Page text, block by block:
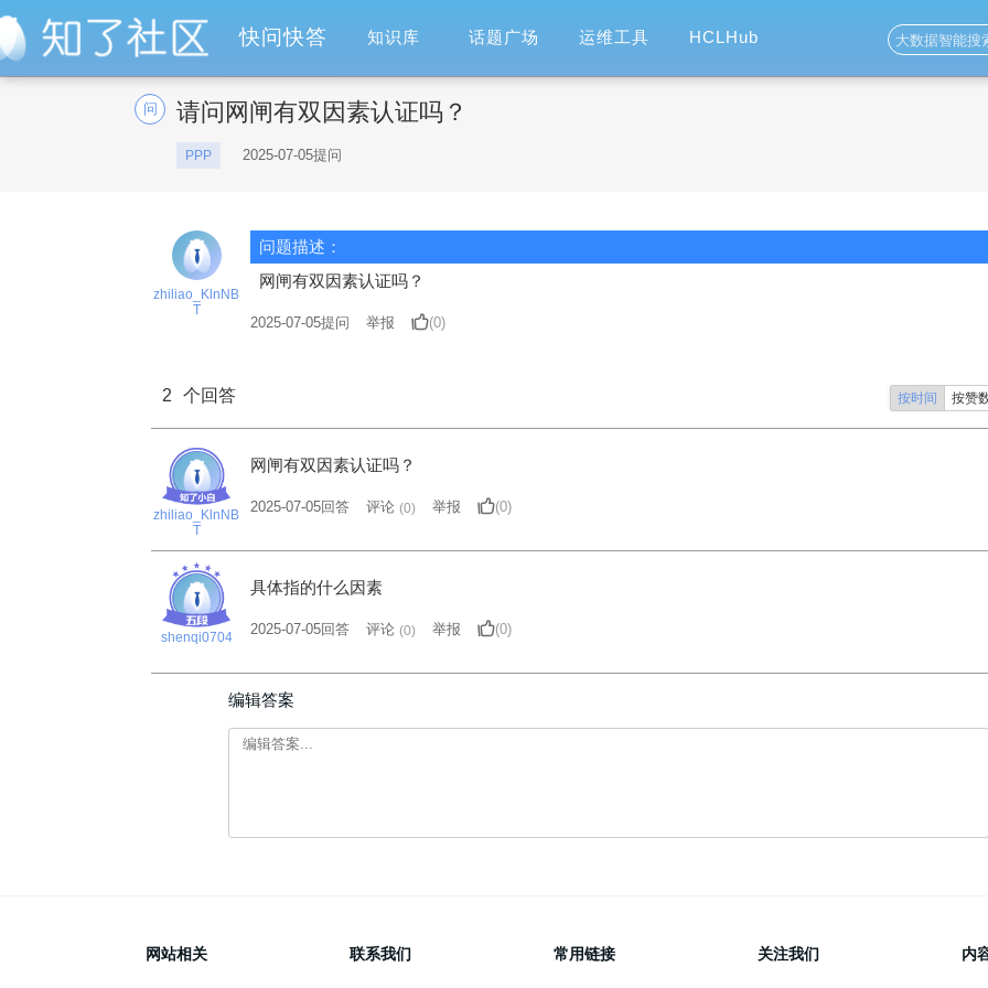
快问快答 知识库 话题广场 运维工具 HCLHub
问 请问网闸有双因素认证吗？
PPP 2025-07-05提问
zhiliao_KlnNB
T
问题描述：
网闸有双因素认证吗？
2025-07-05提问 举报 (0)
2 个回答 按时间 按赞
zhiliao_KlnNB
T
网闸有双因素认证吗？
2025-07-05回答 评论 (0) 举报 (0)
shenqi0704
具体指的什么因素
2025-07-05回答 评论 (0) 举报 (0)
编辑答案
网站相关 联系我们 常用链接 关注我们 内